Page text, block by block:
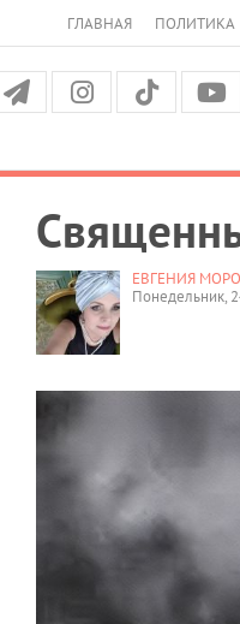
ГЛАВНАЯ ПОЛИТИКА
ЕВГЕНИЯ
Понедельник,